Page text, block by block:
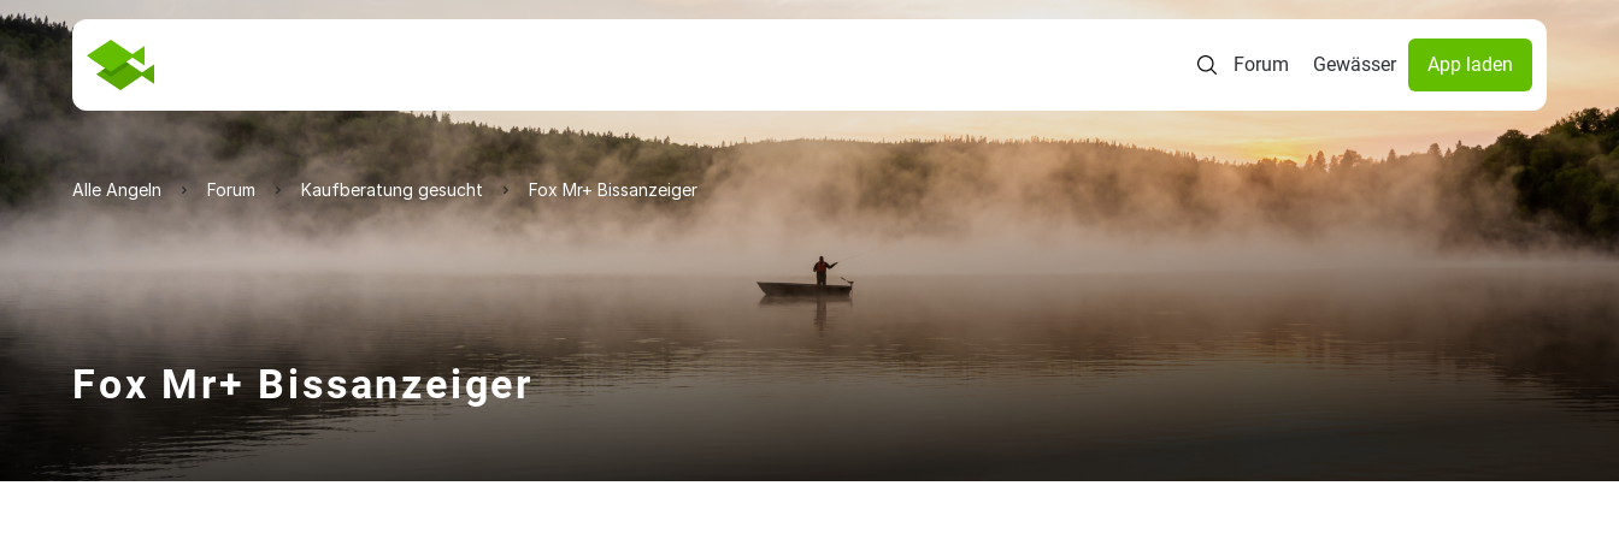
Forum Gewässer App laden
Alle Angeln Forum Kaufberatung gesucht Fox Mr+ Bissanzeiger
Fox Mr+ Bissanzeiger